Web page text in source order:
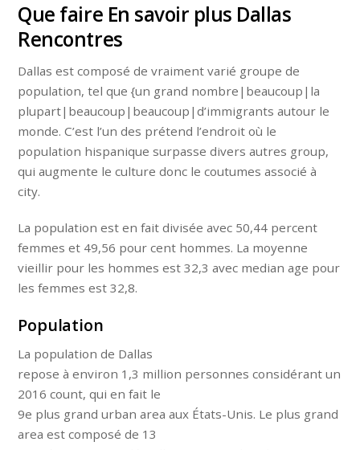
Que faire En savoir plus Dallas
Rencontres
Dallas est composé de vraiment varié groupe de
population, tel que {un grand nombre|beaucoup|la
plupart|beaucoup|beaucoup|d’immigrants autour le
monde. C’est l’un des prétend l’endroit où le
population hispanique surpasse divers autres group,
qui augmente le culture donc le coutumes associé à
city.
La population est en fait divisée avec 50,44 percent
femmes et 49,56 pour cent hommes. La moyenne
vieillir pour les hommes est 32,3 avec median age pour
les femmes est 32,8.
Population
La population de Dallas
repose à environ 1,3 million personnes considérant un
2016 count, qui en fait le
9e plus grand urban area aux États-Unis. Le plus grand
area est composé de 13